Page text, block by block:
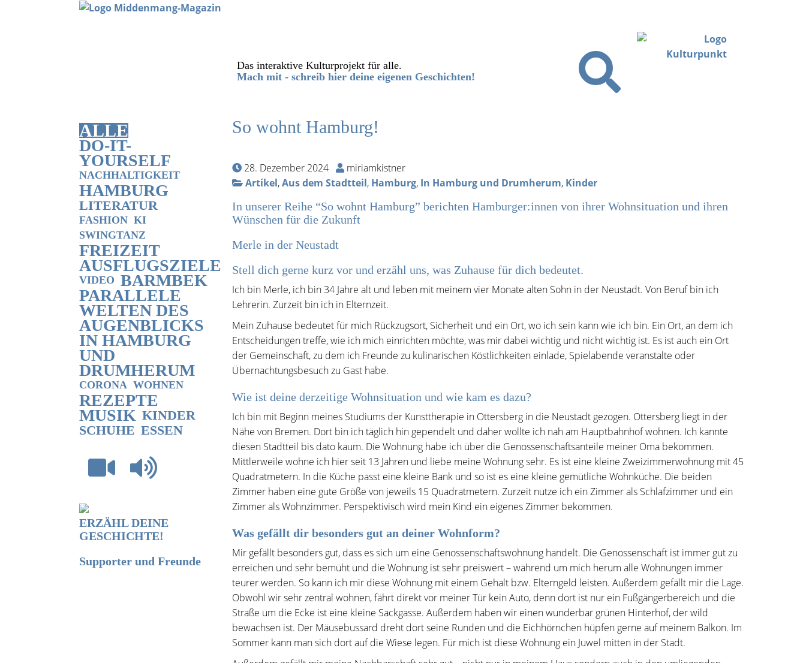
Das interaktive Kulturprojekt für alle.
Mach mit - schreib hier deine eigenen Geschichten!
ALLE
DO-IT-
YOURSELF
NACHHALTIGKEIT
HAMBURG
LITERATUR
FASHION KI
SWINGTANZ
FREIZEIT
AUSFLUGSZIELE
VIDEO BARMBEK
PARALLELE
WELTEN DES
AUGENBLICKS
IN HAMBURG
UND
DRUMHERUM
CORONA WOHNEN
REZEPTE
MUSIK KINDER
SCHUHE ESSEN
ERZÄHL DEINE
GESCHICHTE!
Supporter und Freunde
So wohnt Hamburg!
28. Dezember 2024
miriamkistner
Artikel,Aus dem Stadtteil, Hamburg, In Hamburg und Drumherum, Kinder
In unserer Reihe “So wohnt Hamburg” berichten Hamburger:innen von ihrer Wohnsituation und ihren
Wünschen für die Zukunft
Merle in der Neustadt
Stell dich gerne kurz vor und erzähl uns, was Zuhause für dich bedeutet.
Ich bin Merle, ich bin 34 Jahre alt und leben mit meinem vier Monate alten Sohn in der Neustadt. Von Beruf bin ich
Lehrerin. Zurzeit bin ich in Elternzeit.
Mein Zuhause bedeutet für mich Rückzugsort, Sicherheit und ein Ort, wo ich sein kann wie ich bin. Ein Ort, an dem ich
Entscheidungen treffe, wie ich mich einrichten möchte, was mir dabei wichtig und nicht wichtig ist. Es ist auch ein Ort
der Gemeinschaft, zu dem ich Freunde zu kulinarischen Köstlichkeiten einlade, Spielabende veranstalte oder
Übernachtungsbesuch zu Gast habe.
Wie ist deine derzeitige Wohnsituation und wie kam es dazu?
Ich bin mit Beginn meines Studiums der Kunsttherapie in Ottersberg in die Neustadt gezogen. Ottersberg liegt in der
Nähe von Bremen. Dort bin ich täglich hin gependelt und daher wollte ich nah am Hauptbahnhof wohnen. Ich kannte
diesen Stadtteil bis dato kaum. Die Wohnung habe ich über die Genossenschaftsanteile meiner Oma bekommen.
Mittlerweile wohne ich hier seit 13 Jahren und liebe meine Wohnung sehr. Es ist eine kleine Zweizimmerwohnung mit 45
Quadratmetern. In die Küche passt eine kleine Bank und so ist es eine kleine gemütliche Wohnküche. Die beiden
Zimmer haben eine gute Größe von jeweils 15 Quadratmetern. Zurzeit nutze ich ein Zimmer als Schlafzimmer und ein
Zimmer als Wohnzimmer. Perspektivisch wird mein Kind ein eigenes Zimmer bekommen.
Was gefällt dir besonders gut an deiner Wohnform?
Mir gefällt besonders gut, dass es sich um eine Genossenschaftswohnung handelt. Die Genossenschaft ist immer gut zu
erreichen und sehr bemüht und die Wohnung ist sehr preiswert – während um mich herum alle Wohnungen immer
teurer werden. So kann ich mir diese Wohnung mit einem Gehalt bzw. Elterngeld leisten. Außerdem gefällt mir die Lage.
Obwohl wir sehr zentral wohnen, fährt direkt vor meiner Tür kein Auto, denn dort ist nur ein Fußgängerbereich und die
Straße um die Ecke ist eine kleine Sackgasse. Außerdem haben wir einen wunderbar grünen Hinterhof, der wild
bewachsen ist. Der Mäusebussard dreht dort seine Runden und die Eichhörnchen hüpfen gerne auf meinem Balkon. Im
Sommer kann man sich dort auf die Wiese legen. Für mich ist diese Wohnung ein Juwel mitten in der Stadt.